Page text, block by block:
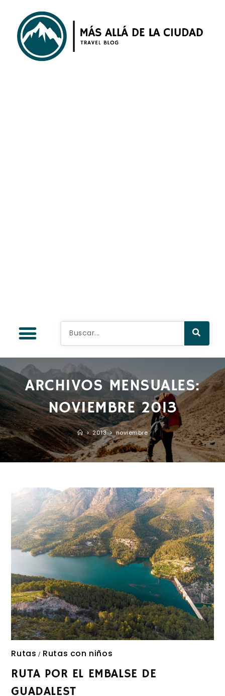
ARCHIVOS MENSUALES:
NOVIEMBRE 2013
> 2013 > noviembre
Rutas / Rutas con niños
RUTA POR EL EMBALSE DE
GUADALEST